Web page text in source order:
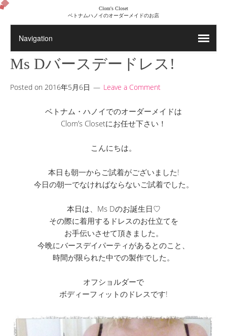
Clom's Closet
ベトナムハノイのオーダーメイドのお店
Ms Dバースデードレス!
Posted on 2016年5月6日 Leave a Comment
ベトナム・ハノイでのオーダーメイドは
Clom’s Closetにお任せ下さい！
こんにちは。
本日も朝一からご試着がございました!
今日の朝一でなければならないご試着でした。
本日は、Ms Dのお誕生日♡
その際に着用するドレスのお仕立てを
お手伝いさせて頂きました。
今晩にバースデイパーティがあるとのこと、
時間が限られた中での製作でした。
オフショルダーで
ボディーフィットのドレスです!